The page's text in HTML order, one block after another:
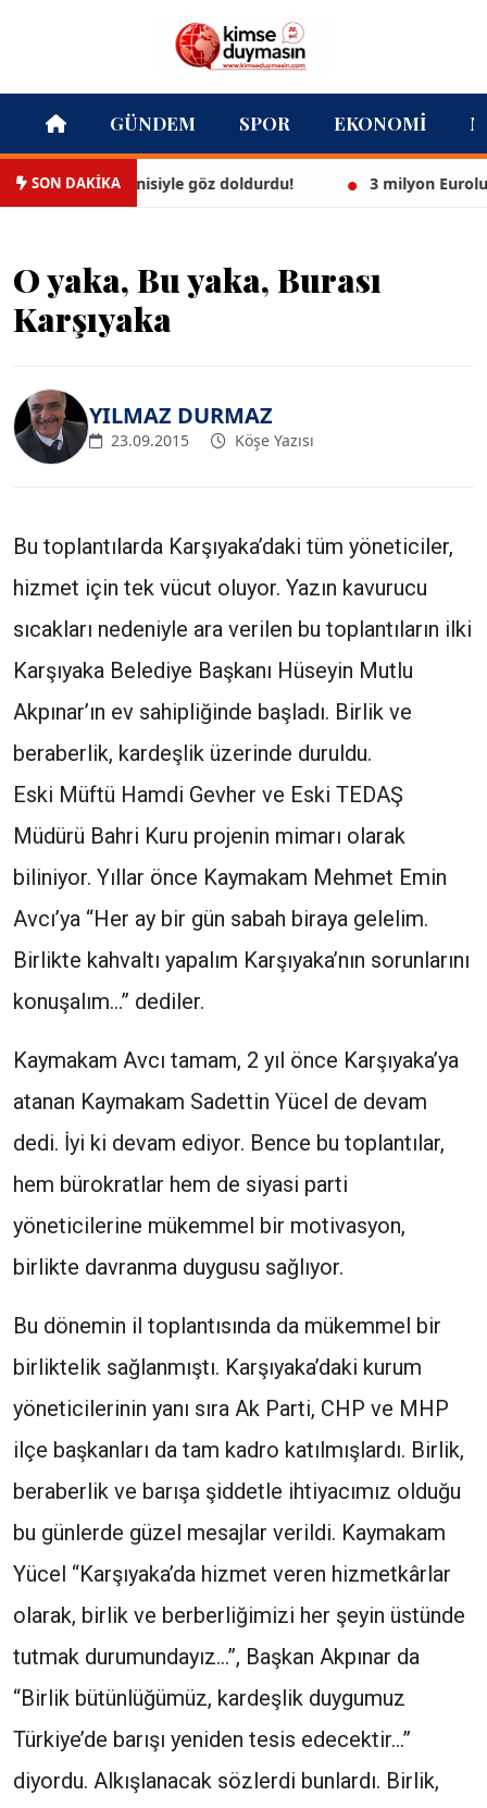
GÜNDEM SPOR EKONOMI
SON DAKİKA
beyaz bikinisiyle göz doldurdu! 3 milyon Euroluk
O yaka, Bu yaka, Burası
Karşıyaka
YILMAZ DURMAZ
23.09.2015 Köşe Yazısı
Bu toplantılarda Karşıyaka’daki tüm yöneticiler,
hizmet için tek vücut oluyor. Yazın kavurucu
sıcakları nedeniyle ara verilen bu toplantıların ilki
Karşıyaka Belediye Başkanı Hüseyin Mutlu
Akpınar’ın ev sahipliğinde başladı. Birlik ve
beraberlik, kardeşlik üzerinde duruldu.
Eski Müftü Hamdi Gevher ve Eski TEDAŞ
Müdürü Bahri Kuru projenin mimarı olarak
biliniyor. Yıllar önce Kaymakam Mehmet Emin
Avcı’ya “Her ay bir gün sabah biraya gelelim.
Birlikte kahvaltı yapalım Karşıyaka’nın sorunlarını
konuşalım…” dediler.
Kaymakam Avcı tamam, 2 yıl önce Karşıyaka’ya
atanan Kaymakam Sadettin Yücel de devam
dedi. İyi ki devam ediyor. Bence bu toplantılar,
hem bürokratlar hem de siyasi parti
yöneticilerine mükemmel bir motivasyon,
birlikte davranma duygusu sağlıyor.
Bu dönemin il toplantısında da mükemmel bir
birliktelik sağlanmıştı. Karşıyaka’daki kurum
yöneticilerinin yanı sıra Ak Parti, CHP ve MHP
ilçe başkanları da tam kadro katılmışlardı. Birlik,
beraberlik ve barışa şiddetle ihtiyacımız olduğu
bu günlerde güzel mesajlar verildi. Kaymakam
Yücel “Karşıyaka’da hizmet veren hizmetkârlar
olarak, birlik ve berberliğimizi her şeyin üstünde
tutmak durumundayız…”, Başkan Akpınar da
“Birlik bütünlüğümüz, kardeşlik duygumuz
Türkiye’de barışı yeniden tesis edecektir…”
diyordu. Alkışlanacak sözlerdi bunlardı. Birlik,